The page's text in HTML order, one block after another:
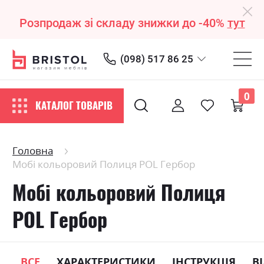
Розпродаж зі складу знижки до -40% тут
(098) 517 86 25
КАТАЛОГ ТОВАРІВ
0
Головна
Мобі кольоровий Полиця POL Гербор
Мобі кольоровий Полиця
POL Гербор